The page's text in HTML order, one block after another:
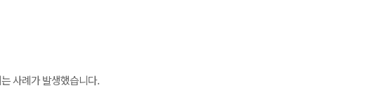
사례가 발생했습니다.